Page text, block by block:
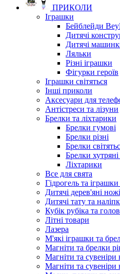
ПРИКОЛИ
Іграшки
Бейблейди
Дитячі
Дитячі
Ляльки
Різні іграшки
Фігурки героїв
Іграшки світяться
Інші приколи
Аксесуари для
Антістреси та лізуни
Брелки та ліхтарики
Брелки гумові
Брелки різні
Брелки
Брелки
Ліхтарики
Все для свята
Гідрогель та
Дитячі дерев'яні
Дитячі тату та
Кубік рубіка та
Літні товари
Лазера
М'які іграшки та
Магніти та брелки
Магніти та сувеніри
Магніти та